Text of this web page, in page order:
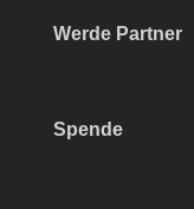
Werde Partner
Spende